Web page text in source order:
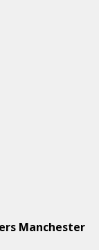
Manchester